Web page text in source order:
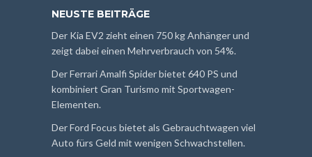
NEUSTE BEITRÄGE
Der Kia EV2 zieht einen 750 kg Anhänger und
zeigt dabei einen Mehrverbrauch von 54%.
Der Ferrari Amalfi Spider bietet 640 PS und
kombiniert Gran Turismo mit Sportwagen-
Elementen.
Der Ford Focus bietet als Gebrauchtwagen viel
Auto fürs Geld mit wenigen Schwachstellen.